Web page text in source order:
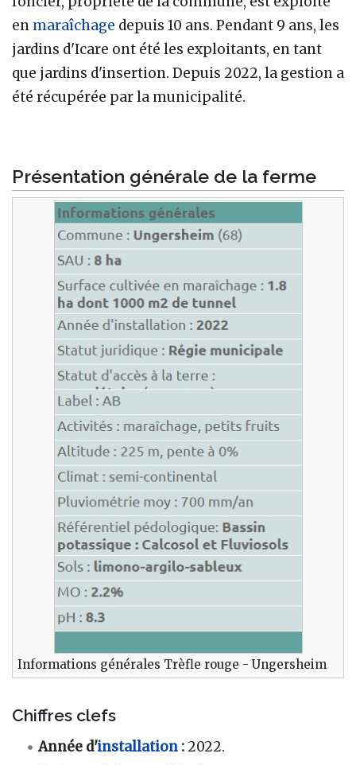
en maraîchage depuis 10 ans. Pendant 9 ans, les
jardins d'Icare ont été les exploitants, en tant
que jardins d'insertion. Depuis 2022, la gestion a
été récupérée par la municipalité.
Présentation générale de la ferme
Informations générales Trèfle rouge - Ungersheim
Chiffres clefs
Année d'installation : 2022.